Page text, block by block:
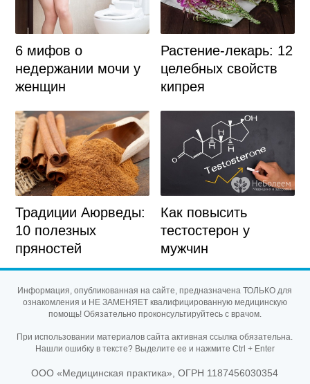
6 мифов о
недержании мочи у
женщин
Растение-лекарь: 12
целебных свойств
кипрея
Традиции Аюрведы:
10 полезных
пряностей
Как повысить
тестостерон у
мужчин
Информация, опубликованная на сайте, предназначена ТОЛЬКО для
ознакомления и НЕ ЗАМЕНЯЕТ квалифицированную медицинскую
помощь! Обязательно проконсультируйтесь с врачом.
При использовании материалов сайта активная ссылка обязательна.
Нашли ошибку в тексте? Выделите ее и нажмите Ctrl + Enter
ООО «Медицинская практика», ОГРН 1187456030354